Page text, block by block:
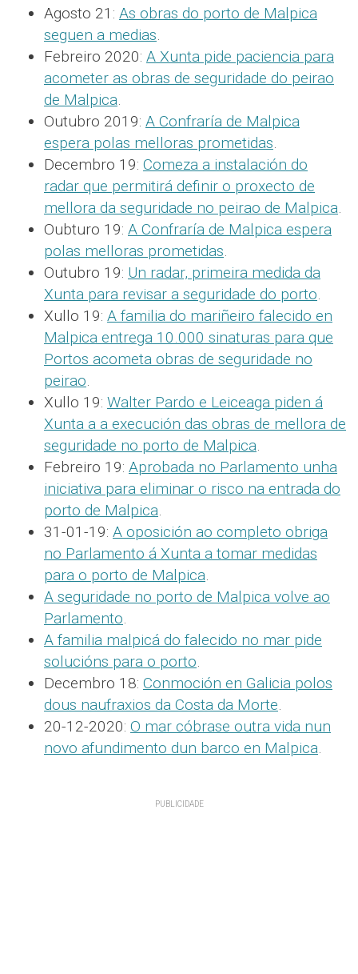
Agosto 21: As obras do porto de Malpica
seguen a medias.
Febreiro 2020: A Xunta pide paciencia para
acometer as obras de seguridade do peirao
de Malpica.
Outubro 2019: A Confraría de Malpica
espera polas melloras prometidas.
Decembro 19: Comeza a instalación do
radar que permitirá definir o proxecto de
mellora da seguridade no peirao de Malpica.
Oubturo 19: A Confraría de Malpica espera
polas melloras prometidas.
Outubro 19: Un radar, primeira medida da
Xunta para revisar a seguridade do porto.
Xullo 19: A familia do mariñeiro falecido en
Malpica entrega 10.000 sinaturas para que
Portos acometa obras de seguridade no
peirao.
Xullo 19: Walter Pardo e Leiceaga piden á
Xunta a a execución das obras de mellora de
seguridade no porto de Malpica.
Febreiro 19: Aprobada no Parlamento unha
iniciativa para eliminar o risco na entrada do
porto de Malpica.
31-01-19: A oposición ao completo obriga
no Parlamento á Xunta a tomar medidas
para o porto de Malpica.
A seguridade no porto de Malpica volve ao
Parlamento.
A familia malpicá do falecido no mar pide
solucións para o porto.
Decembro 18: Conmoción en Galicia polos
dous naufraxios da Costa da Morte.
20-12-2020: O mar cóbrase outra vida nun
novo afundimento dun barco en Malpica.